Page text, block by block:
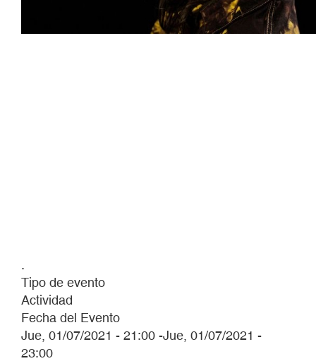
.
Tipo de evento
Actividad
Fecha del Evento
Jue, 01/07/2021 - 21:00 -Jue, 01/07/2021 -
23:00